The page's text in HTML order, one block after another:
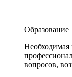
Образование
вопросов,